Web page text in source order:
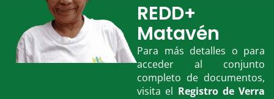
REDD+
Matavén
Para más detalles o para
acceder al conjunto
completo de documentos,
visita el Registro de Verra